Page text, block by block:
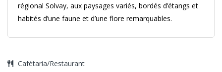
régional Solvay, aux paysages variés, bordés d’étangs et
habités d’une faune et d’une flore remarquables.
Cafétaria/Restaurant